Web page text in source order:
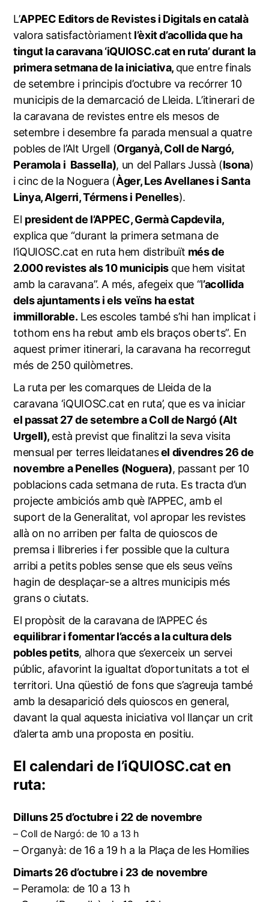
L’APPEC Editors de Revistes i Digitals en català
valora satisfactòriament l’èxit d’acollida que ha
tingut la caravana ‘iQUIOSC.cat en ruta’ durant la
primera setmana de la iniciativa, que entre finals
de setembre i principis d’octubre va recórrer 10
municipis de la demarcació de Lleida. L’itinerari de
la caravana de revistes entre els mesos de
setembre i desembre fa parada mensual a quatre
pobles de l’Alt Urgell (Organyà, Coll de Nargó,
Peramola i Bassella), un del Pallars Jussà (Isona)
i cinc de la Noguera (Àger, Les Avellanes i Santa
Linya, Algerri, Térmens i Penelles).
El president de l’APPEC, Germà Capdevila,
explica que “durant la primera setmana de
l’iQUIOSC.cat en ruta hem distribuït més de
2.000 revistes als 10 municipisque hem visitat
amb la caravana”. A més, afegeix que “l’acollida
dels ajuntaments i els veïns ha estat
immillorable. Les escoles també s’hi han implicat i
tothom ens ha rebut amb els braços oberts”. En
aquest primer itinerari, la caravana ha recorregut
més de 250 quilòmetres.
La ruta per les comarques de Lleida de la
caravana ‘iQUIOSC.cat en ruta’, que es va iniciar
el passat 27 de setembre a Coll de Nargó (Alt
Urgell), està previst que finalitzi la seva visita
mensual per terres lleidatanesel divendres 26 de
novembre a Penelles (Noguera), passant per 10
poblacions cada setmana de ruta. Es tracta d’un
projecte ambiciós amb què l’APPEC, amb el
suport de la Generalitat, vol apropar les revistes
allà on no arriben per falta de quioscos de
premsa i llibreries i fer possible que la cultura
arribi a petits pobles sense que els seus veïns
hagin de desplaçar-se a altres municipis més
grans o ciutats.
El propòsit de la caravana de l’APPEC és
equilibrar i fomentar l’accés a la cultura dels
pobles petits, alhora que s’exerceix un servei
públic, afavorint la igualtat d’oportunitats a tot el
territori. Una qüestió de fons que s’agreuja també
amb la desaparició dels quioscos en general,
davant la qual aquesta iniciativa vol llançar un crit
d’alerta amb una proposta en positiu.
El calendari de l’iQUIOSC.cat en
ruta:
Dilluns 25 d’octubre i 22 de novembre
– Coll de Nargó: de 10 a 13 h
– Organyà: de 16 a 19 h a la Plaça de les Homilies
Dimarts 26 d’octubre i 23 de novembre
– Peramola: de 10 a 13 h